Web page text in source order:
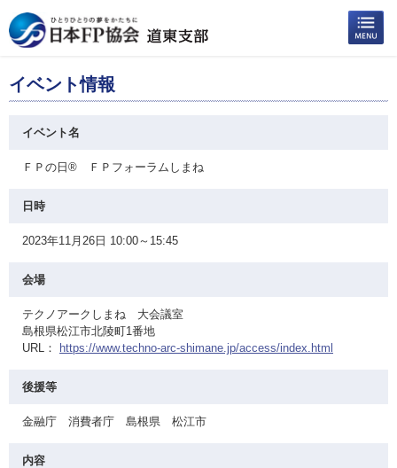
イベント情報
イベント名
ＦＰの日® ＦＰフォーラムしまね
日時
2023年11月26日 10:00～15:45
会場
テクノアークしまね 大会議室
島根県松江市北陵町1番地
URL：
https://www.techno-arc-shimane.jp/access/index.html
後援等
金融庁 消費者庁 島根県 松江市
内容